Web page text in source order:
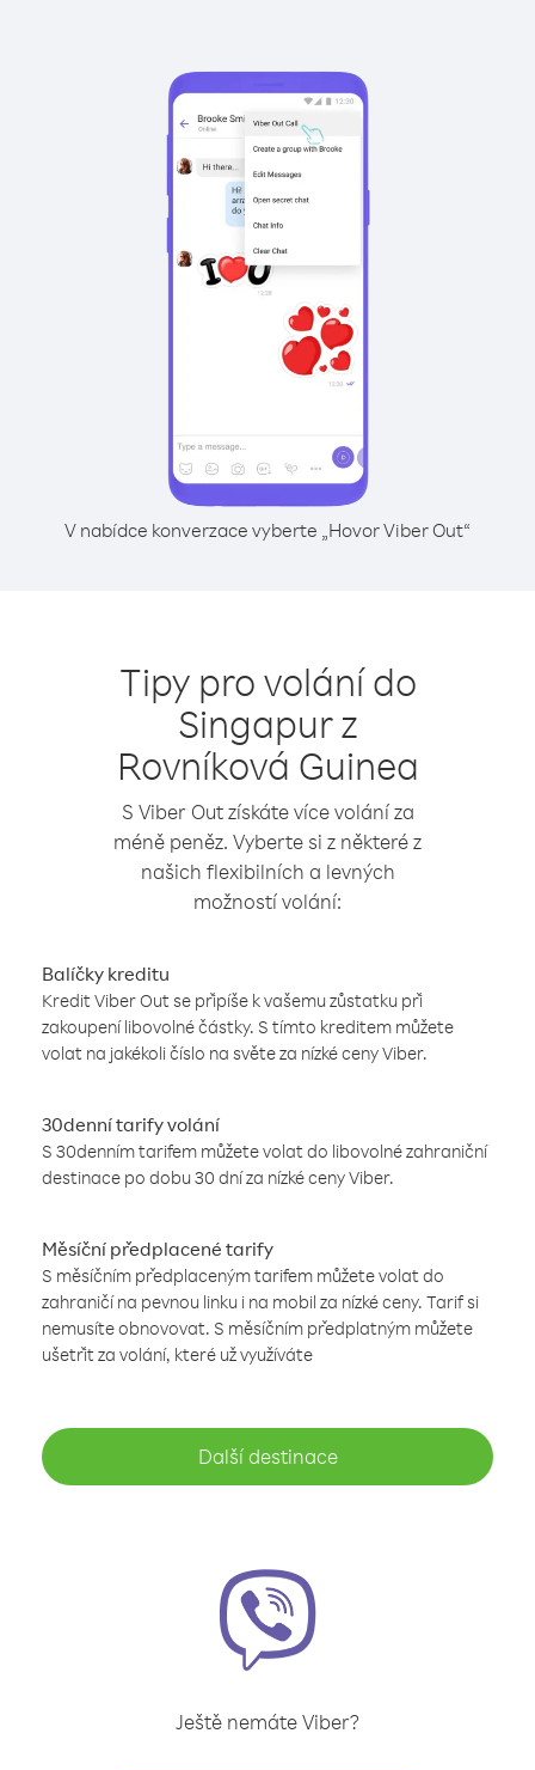
V nabídce konverzace vyberte „Hovor Viber Out“
Tipy pro volání do
Singapur z
Rovníková Guinea
S Viber Out získáte více volání za
méně peněz. Vyberte si z některé z
našich flexibilních a levných
možností volání:
Balíčky kreditu
Kredit Viber Out se připíše k vašemu zůstatku při
zakoupení libovolné částky. S tímto kreditem můžete
volat na jakékoli číslo na světe za nízké ceny Viber.
30denní tarify volání
S 30denním tarifem můžete volat do libovolné zahraniční
destinace po dobu 30 dní za nízké ceny Viber.
Měsíční předplacené tarify
S měsíčním předplaceným tarifem můžete volat do
zahraničí na pevnou linku i na mobil za nízké ceny. Tarif si
nemusíte obnovovat. S měsíčním předplatným můžete
ušetřit za volání, které už využíváte
Další destinace
Ještě nemáte Viber?